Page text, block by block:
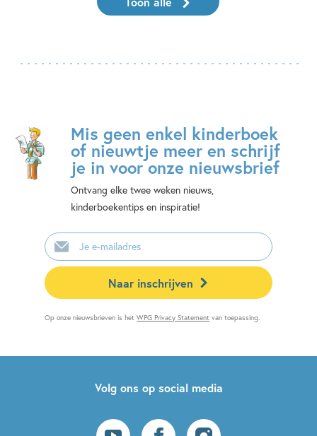
Mis geen enkel kinderboek
of nieuwtje meer en schrijf
je in voor onze nieuwsbrief
Ontvang elke twee weken nieuws,
kinderboekentips en inspiratie!
E-
mailadres
Naar inschrijven
Op onze nieuwsbrieven is hetWPG Privacy Statement van toepassing.
Volg ons op social media